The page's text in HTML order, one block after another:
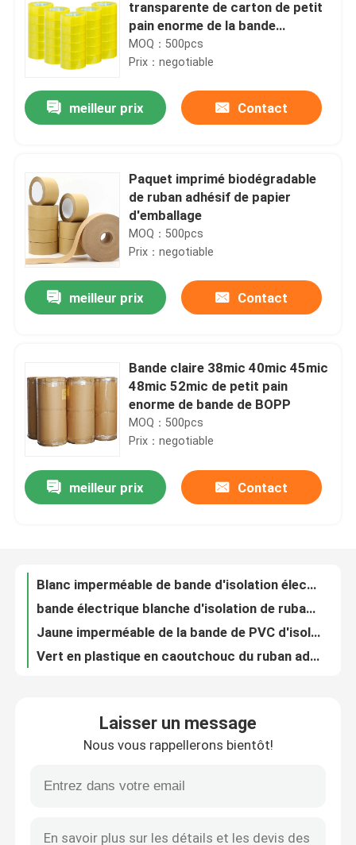
Maison
Produits
Au sujet de nous
Contrôle de qualité
Contactez-nous
Ruban adhésif de papier d'emballage
Ruban adhésif d'ANIMAL FAMILIER
transparente de carton de petit
pain enorme de la bande
acrylique OPP de cachetage
MOQ：500pcs
Prix：negotiable
meilleur prix Contact
Paquet imprimé biodégradable
de ruban adhésif de papier
d'emballage
MOQ：500pcs
Prix：negotiable
meilleur prix Contact
Bande claire 38mic 40mic 45mic
48mic 52mic de petit pain
enorme de bande de BOPP
MOQ：500pcs
Prix：negotiable
meilleur prix Contact
Couleur bleue auto-adhésive de ruban de PVC de tuyau d'isolation 2 pouces
Ruban adhésif PVC jaune imperméable pour masquage 4 pouces 30mm
Bande de PVC auto-adhésive rouge 50mm pour le câblage de communications
petit pain 20mm bleu de ruban adhésif de PVC de 17mm pour l'isolation électrique
Laisser un message
Nous vous rappellerons bientôt!